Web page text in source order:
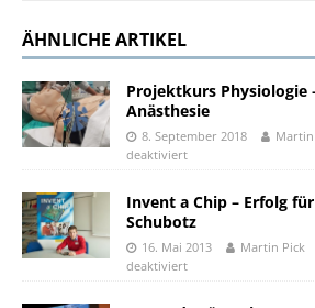
ÄHNLICHE ARTIKEL
Projektkurs Physiologie
Anästhesie
8. September 2018 Martin
deaktiviert
Invent a Chip – Erfolg
Schubotz
16. Mai 2013 Martin Pick
deaktiviert